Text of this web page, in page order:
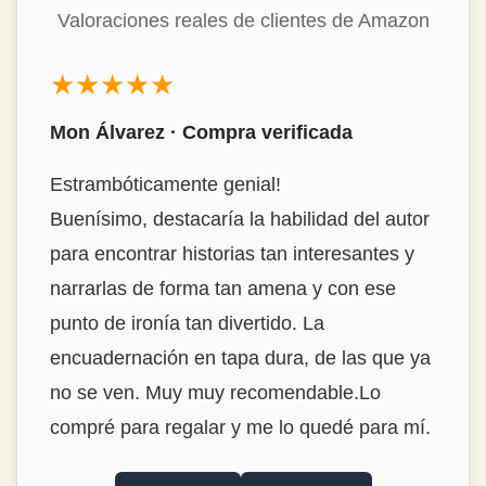
Valoraciones reales de clientes de Amazon
★★★★★
Mon Álvarez · Compra verificada
Estrambóticamente genial!
Buenísimo, destacaría la habilidad del autor
para encontrar historias tan interesantes y
narrarlas de forma tan amena y con ese
punto de ironía tan divertido. La
encuadernación en tapa dura, de las que ya
no se ven. Muy muy recomendable.Lo
compré para regalar y me lo quedé para mí.